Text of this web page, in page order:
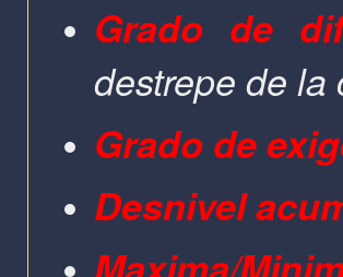
Grado de
destrepe de la
Grado de
Desnivel